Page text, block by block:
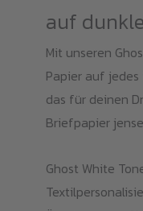
auf
Mit unseren
Papier auf jedes
das für deinen
Briefpapier
Ghost White